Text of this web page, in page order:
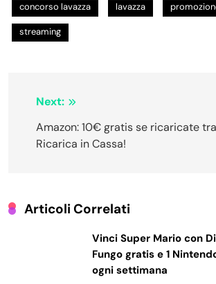
concorso lavazza lavazza
streaming
Navigazione
articoli
Next:
Amazon: 10€ gratis se ricaricate
Ricarica in Cassa!
Articoli Correlati
Vinci Super Mario con
Fungo gratis e 1
ogni settimana